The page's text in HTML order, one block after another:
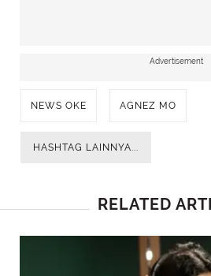
Advertisement
NEWS OKE AGNEZ MO
HASHTAG LAINNYA...
RELATED